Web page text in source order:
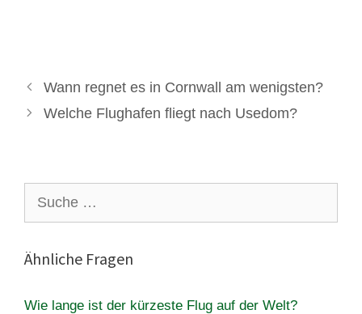
Wann regnet es in Cornwall am wenigsten?
Welche Flughafen fliegt nach Usedom?
nach:
Ähnliche Fragen
Wie lange ist der kürzeste Flug auf der Welt?